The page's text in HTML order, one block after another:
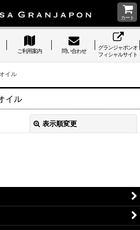
カート
ご利用案内 問い合わせ
グランジャポンオ
フィシャルサイト
イル
イル
表示順変更
絞り込む